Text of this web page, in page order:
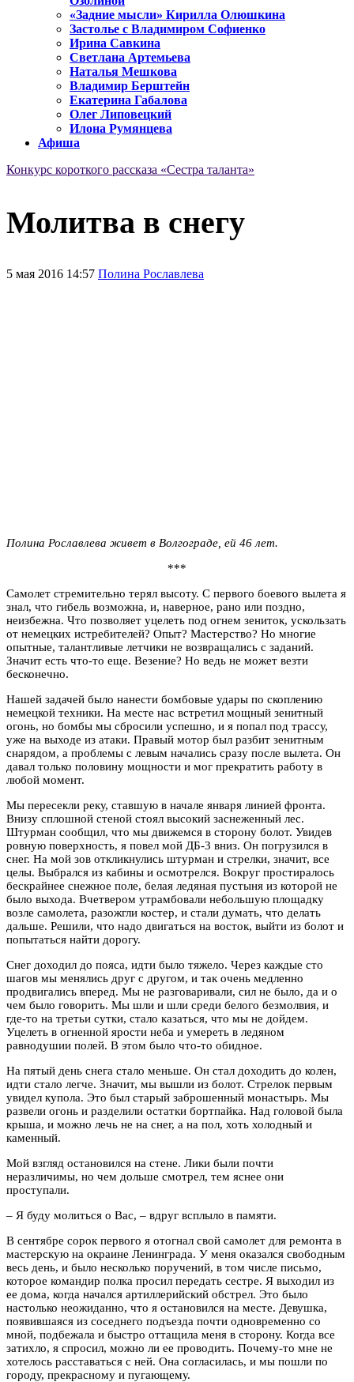
«Задние мысли» Кирилла Олюшкина
Застолье с Владимиром Софиенко
Ирина Савкина
Светлана Артемьева
Наталья Мешкова
Владимир Берштейн
Екатерина Габалова
Олег Липовецкий
Илона Румянцева
Афиша
Конкурс короткого рассказа «Сестра таланта»
Молитва в снегу
5 мая 2016 14:57 Полина Рославлева
Полина Рославлева живет в Волгограде, ей 46 лет.
***
Самолет стремительно терял высоту. С первого боевого вылета я
знал, что гибель возможна, и, наверное, рано или поздно,
неизбежна. Что позволяет уцелеть под огнем зениток, ускользать
от немецких истребителей? Опыт? Мастерство? Но многие
опытные, талантливые летчики не возвращались с заданий.
Значит есть что-то еще. Везение? Но ведь не может везти
бесконечно.
Нашей задачей было нанести бомбовые удары по скоплению
немецкой техники. На месте нас встретил мощный зенитный
огонь, но бомбы мы сбросили успешно, и я попал под трассу,
уже на выходе из атаки. Правый мотор был разбит зенитным
снарядом, а проблемы с левым начались сразу после вылета. Он
давал только половину мощности и мог прекратить работу в
любой момент.
Мы пересекли реку, ставшую в начале января линией фронта.
Внизу сплошной стеной стоял высокий заснеженный лес.
Штурман сообщил, что мы движемся в сторону болот. Увидев
ровную поверхность, я повел мой ДБ-3 вниз. Он погрузился в
снег. На мой зов откликнулись штурман и стрелки, значит, все
целы. Выбрался из кабины и осмотрелся. Вокруг простиралось
бескрайнее снежное поле, белая ледяная пустыня из которой не
было выхода. Вчетвером утрамбовали небольшую площадку
возле самолета, разожгли костер, и стали думать, что делать
дальше. Решили, что надо двигаться на восток, выйти из болот и
попытаться найти дорогу.
Снег доходил до пояса, идти было тяжело. Через каждые сто
шагов мы менялись друг с другом, и так очень медленно
продвигались вперед. Мы не разговаривали, сил не было, да и о
чем было говорить. Мы шли и шли среди белого безмолвия, и
где-то на третьи сутки, стало казаться, что мы не дойдем.
Уцелеть в огненной ярости неба и умереть в ледяном
равнодушии полей. В этом было что-то обидное.
На пятый день снега стало меньше. Он стал доходить до колен,
идти стало легче. Значит, мы вышли из болот. Стрелок первым
увидел купола. Это был старый заброшенный монастырь. Мы
развели огонь и разделили остатки бортпайка. Над головой была
крыша, и можно лечь не на снег, а на пол, хоть холодный и
каменный.
Мой взгляд остановился на стене. Лики были почти
неразличимы, но чем дольше смотрел, тем яснее они
проступали.
– Я буду молиться о Вас, – вдруг всплыло в памяти.
В сентябре сорок первого я отогнал свой самолет для ремонта в
мастерскую на окраине Ленинграда. У меня оказался свободным
весь день, и было несколько поручений, в том числе письмо,
которое командир полка просил передать сестре. Я выходил из
ее дома, когда начался артиллерийский обстрел. Это было
настолько неожиданно, что я остановился на месте. Девушка,
появившаяся из соседнего подъезда почти одновременно со
мной, подбежала и быстро оттащила меня в сторону. Когда все
затихло, я спросил, можно ли ее проводить. Почему-то мне не
хотелось расставаться с ней. Она согласилась, и мы пошли по
городу, прекрасному и пугающему.